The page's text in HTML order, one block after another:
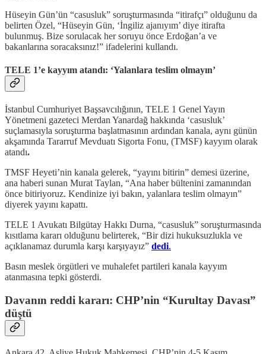
Hüseyin Gün’ün “casusluk” soruşturmasında “itirafçı” olduğunu da
belirten Özel, “Hüseyin Gün, ‘İngiliz ajanıyım’ diye itirafta
bulunmuş. Bize sorulacak her soruyu önce Erdoğan’a ve
bakanlarına soracaksınız!” ifadelerini kullandı.
TELE 1’e kayyım atandı: ‘Yalanlara teslim olmayın’
İstanbul Cumhuriyet Başsavcılığının, TELE 1 Genel Yayın
Yönetmeni gazeteci Merdan Yanardağ hakkında ‘casusluk’
suçlamasıyla soruşturma başlatmasının ardından kanala, aynı günün
akşamında Tararruf Mevduatı Sigorta Fonu, (TMSF) kayyım olarak
atandı.
TMSF Heyeti’nin kanala gelerek, “yayını bitirin” demesi üzerine,
ana haberi sunan Murat Taylan, “Ana haber bültenini zamanından
önce bitiriyoruz. Kendinize iyi bakın, yalanlara teslim olmayın”
diyerek yayını kapattı.
TELE 1 Avukatı Bilgütay Hakkı Durna, “casusluk” soruşturmasında
kısıtlama kararı olduğunu belirterek, “Bir dizi hukuksuzlukla ve
açıklanamaz durumla karşı karşıyayız” dedi.
Basın meslek örgütleri ve muhalefet partileri kanala kayyım
atanmasına tepki gösterdi.
Davanın reddi kararı: CHP’nin “Kurultay Davası”
düştü